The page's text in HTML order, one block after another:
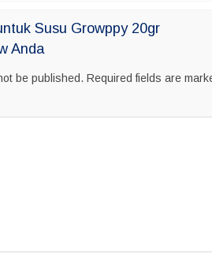
Susu Growppy 20gr
Anda
be published. Required fields are